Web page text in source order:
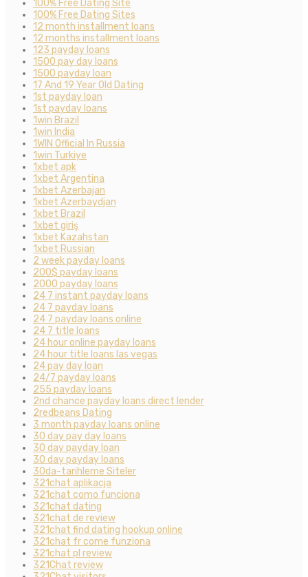
100% Free Dating Site
100% Free Dating Sites
12 month installment loans
12 months installment loans
123 payday loans
1500 pay day loans
1500 payday loan
17 And 19 Year Old Dating
1st payday loan
1st payday loans
1win Brazil
1win India
1WIN Official In Russia
1win Turkiye
1xbet apk
1xbet Argentina
1xbet Azerbajan
1xbet Azerbaydjan
1xbet Brazil
1xbet giriş
1xbet Kazahstan
1xbet Russian
2 week payday loans
200$ payday loans
2000 payday loans
24 7 instant payday loans
24 7 payday loans
24 7 payday loans online
24 7 title loans
24 hour online payday loans
24 hour title loans las vegas
24 pay day loan
24/7 payday loans
255 payday loans
2nd chance payday loans direct lender
2redbeans Dating
3 month payday loans online
30 day pay day loans
30 day payday loan
30 day payday loans
30da-tarihleme Siteler
321chat aplikacja
321chat como funciona
321chat dating
321chat de review
321chat find dating hookup online
321chat fr come funziona
321chat pl review
321Chat review